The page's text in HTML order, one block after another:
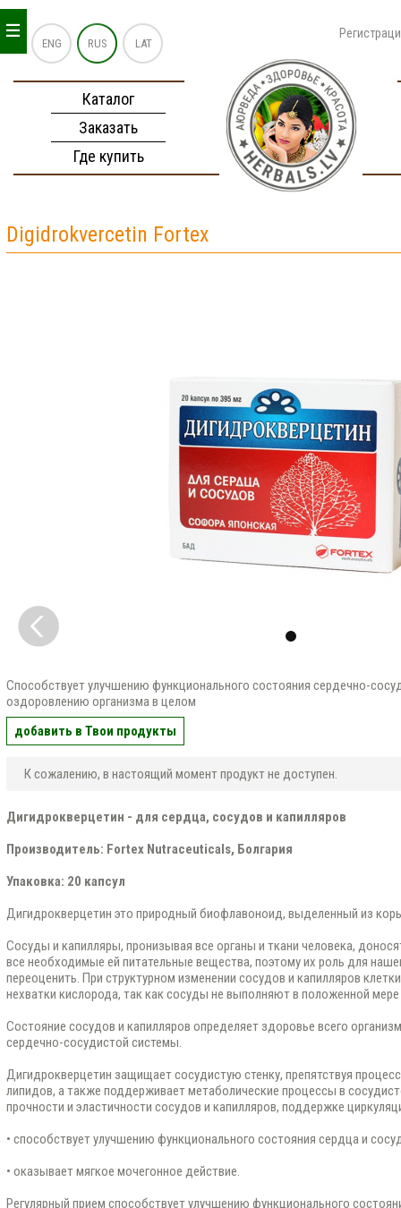
ENG RUS LAT
Каталог
Заказать
Где купить
_
_
_
Digidrokvercetin Fortex
Способствует улучшению функционального состояния сердечно-
оздоровлению организма в целом
добавить в Твои продукты
К сожалению, в настоящий момент продукт не доступен.
Дигидрокверцетин - для сердца, сосудов и капилляров
Производитель: FortexNutraceuticals, Болгария
Упаковка: 20 капсул
Дигидрокверцетин это природный биофлавоноид, выделенный из
Сосуды и капилляры, пронизывая все органы и ткани человека,
все необходимые ей питательные вещества, поэтому их роль для
переоценить. При структурном изменении сосудов и капилляров
нехватки кислорода, так как сосуды не выполняют в положенной
Состояние сосудов и капилляров определяет здоровье всего
сердечно-сосудистой системы.
Дигидрокверцетин защищает сосудистую стенку, препятствуя
липидов, а также поддерживает метаболические процессы в
прочности и эластичности сосудов и капилляров, поддержке
• способствует улучшению функционального состояния сердца и
• оказывает мягкое мочегонное действие.
Регулярный прием способствует улучшению функционального